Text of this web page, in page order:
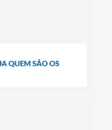
QUEM SÃO OS